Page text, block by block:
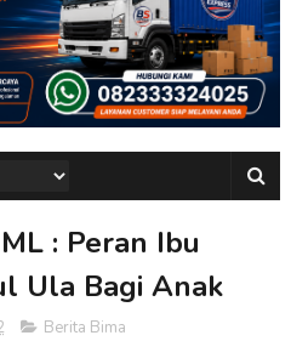
: Peran Ibu
Ula Bagi Anak
Berita Bima